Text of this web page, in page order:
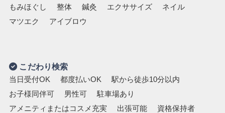
もみほぐし
整体 鍼灸 エクササイズ
ネイル
マツエク
アイブロウ
こだわり検索
当日受付OK 都度払いOK
駅から徒歩10分以内
お子様同伴可
男性可
駐車場あり
アメニティまたはコスメ充実
出張可能
資格保持者